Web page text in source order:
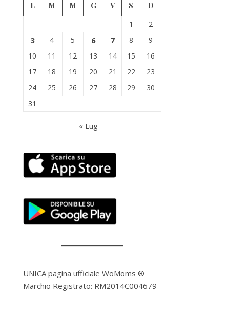
L M M G V S
D
1
2
3 4 5 6 7 8
9
10
11 12 13 14 15
16
17
18 19 20 21 22
23
24
25 26 27 28 29
30
31
« Lug
UNICA pagina ufficiale WoMoms ®
Marchio Registrato: RM2014C004679